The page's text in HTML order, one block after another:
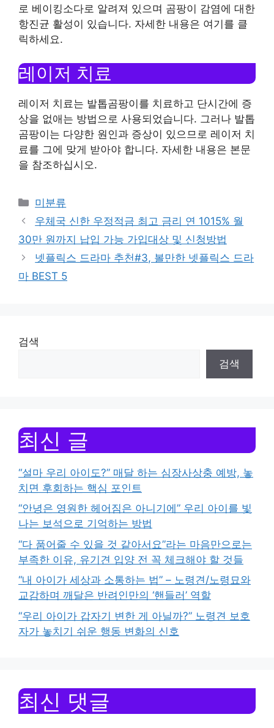
로 베이킹소다로 알려져 있으며 곰팡이 감염에 대한
항진균 활성이 있습니다. 자세한 내용은 여기를 클
릭하세요.
레이저 치료
레이저 치료는 발톱곰팡이를 치료하고 단시간에 증
상을 없애는 방법으로 사용되었습니다. 그러나 발톱
곰팡이는 다양한 원인과 증상이 있으므로 레이저 치
료를 그에 맞게 받아야 합니다. 자세한 내용은 본문
을 참조하십시오.
Categories
미분류
우체국 신한 우정적금 최고 금리 연 1015% 월
30만 원까지 납입 가능 가입대상 및 신청방법
넷플릭스 드라마 추천#3, 볼만한 넷플릭스 드라
마 BEST 5
검색
검색
최신 글
“설마 우리 아이도?” 매달 하는 심장사상충 예방, 놓
치면 후회하는 핵심 포인트
“안녕은 영원한 헤어짐은 아니기에” 우리 아이를 빛
나는 보석으로 기억하는 방법
“다 품어줄 수 있을 것 같아서요”라는 마음만으로는
부족한 이유, 유기견 입양 전 꼭 체크해야 할 것들
“내 아이가 세상과 소통하는 법” – 노령견/노령묘와
교감하며 깨달은 반려인만의 ‘핸들러’ 역할
“우리 아이가 갑자기 변한 게 아닐까?” 노령견 보호
자가 놓치기 쉬운 행동 변화의 신호
최신 댓글